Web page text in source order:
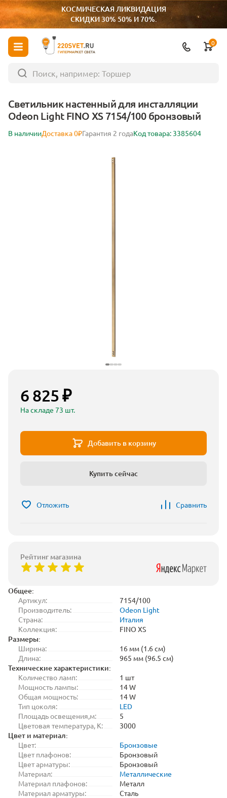
КОСМИЧЕСКАЯ ЛИКВИДАЦИЯ
СКИДКИ 30% 50% И 70%.
ГИПЕРМАРКЕТ СВЕТА
0
Светильник настенный для инсталляции
Odeon Light FINO XS 7154/100 бронзовый
В наличииДоставка 0₽Гарантия 2 годаКод товара: 3385604
Общее:
Артикул:
7154/100
Производитель:
Odeon Light
Страна:
Италия
Коллекция:
FINO XS
Размеры:
Ширина:
16 мм (1.6 см)
Длина:
965 мм (96.5 см)
Технические характеристики:
Количество ламп:
1 шт
Мощность лампы:
14 W
Общая мощность:
14 W
Тип цоколя:
LED
Площадь освещения,м:
5
Цветовая температура, K:
3000
Цвет и материал:
Цвет:
Бронзовые
Цвет плафонов:
Бронзовый
Цвет арматуры:
Бронзовый
Материал:
Металлические
Материал плафонов:
Металл
Материал арматуры:
Сталь
6 825 ₽
На складе 73 шт.
Добавить в корзину
Купить сейчас
Отложить Сравнить
Рейтинг магазина